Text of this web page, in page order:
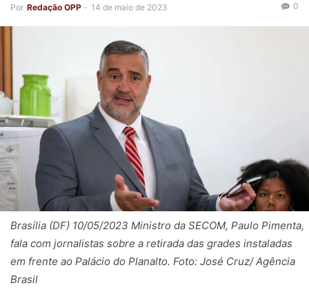
Por Redação OPP - 14 de maio de 2023 0
Brasília (DF) 10/05/2023 Ministro da SECOM, Paulo Pimenta,
fala com jornalistas sobre a retirada das grades instaladas
em frente ao Palácio do Planalto. Foto: José Cruz/ Agência
Brasil